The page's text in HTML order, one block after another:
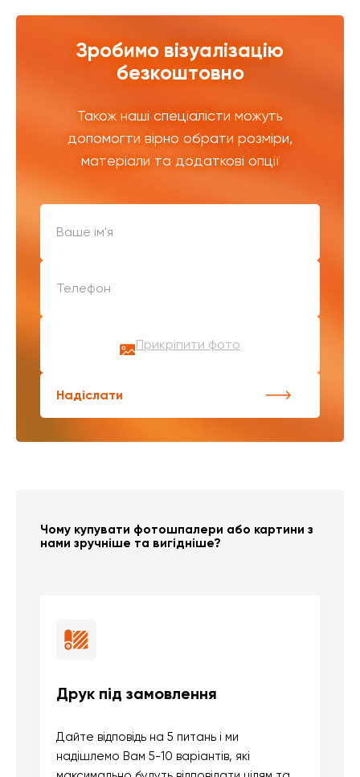
Зробимо візуалізацію
безкоштовно
Також наші спеціалісти можуть
допомогти вірно обрати розміри,
матеріали та додаткові опції
Прикріпити фото
Надіслати
Чому купувати фотошпалери або картини з
нами зручніше та вигідніше?
Друк під замовлення
Дайте відповідь на 5 питань і ми
надішлемо Вам 5-10 варіантів, які